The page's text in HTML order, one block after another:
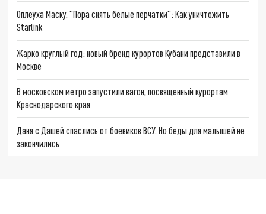
Оплеуха Маску. "Пора снять белые перчатки": Как уничтожить
Starlink
Жарко круглый год: новый бренд курортов Кубани представили в
Москве
В московском метро запустили вагон, посвященный курортам
Краснодарского края
Даня с Дашей спаслись от боевиков ВСУ. Но беды для малышей не
закончились